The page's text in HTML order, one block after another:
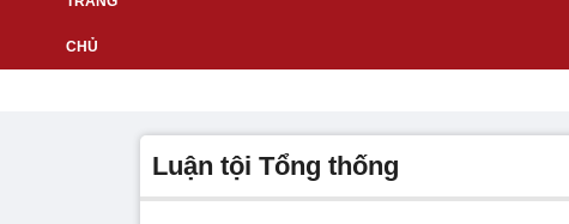
luận tội Tổng thống